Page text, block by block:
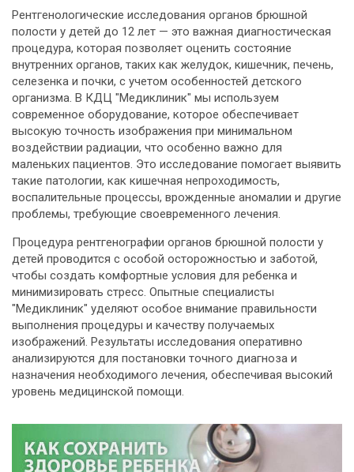
Рентгенологические исследования органов брюшной
полости у детей до 12 лет — это важная диагностическая
процедура, которая позволяет оценить состояние
внутренних органов, таких как желудок, кишечник, печень,
селезенка и почки, с учетом особенностей детского
организма. В КДЦ "Медиклиник" мы используем
современное оборудование, которое обеспечивает
высокую точность изображения при минимальном
воздействии радиации, что особенно важно для
маленьких пациентов. Это исследование помогает выявить
такие патологии, как кишечная непроходимость,
воспалительные процессы, врожденные аномалии и другие
проблемы, требующие своевременного лечения.
Процедура рентгенографии органов брюшной полости у
детей проводится с особой осторожностью и заботой,
чтобы создать комфортные условия для ребенка и
минимизировать стресс. Опытные специалисты
"Медиклиник" уделяют особое внимание правильности
выполнения процедуры и качеству получаемых
изображений. Результаты исследования оперативно
анализируются для постановки точного диагноза и
назначения необходимого лечения, обеспечивая высокий
уровень медицинской помощи.